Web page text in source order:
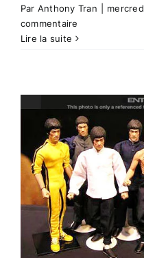
Par Anthony Tran
commentaire
Lire la suite